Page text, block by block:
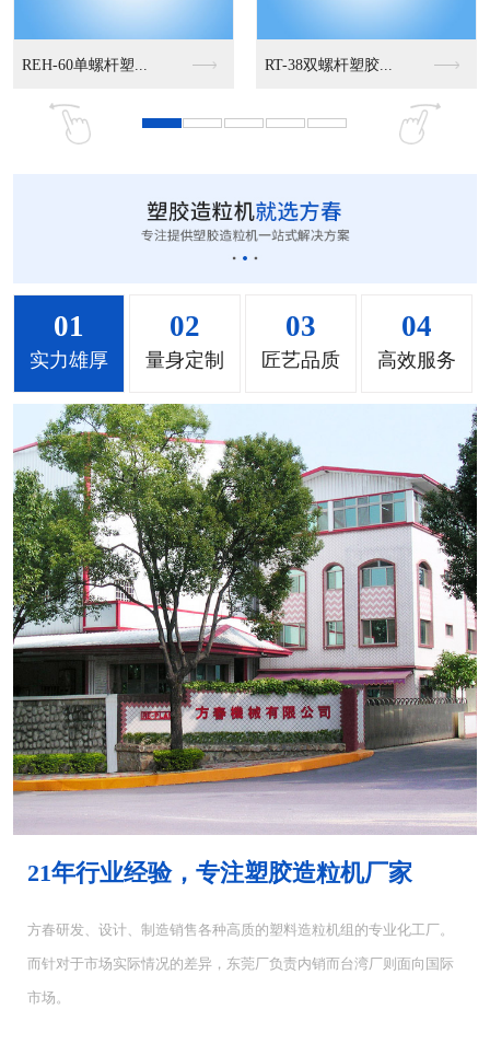
MS-50立式混色机... MS-100立式混色...
MS-200立式混色...
MH-1000立式混... MH-2000塑料混...
MH-4000塑胶混... MH-6000塑料混...
01
实力雄厚
02
量身定制
03
匠艺品质
04
高效服务
21年行业经验，专注塑胶造粒机厂家
方春研发、设计、制造销售各种高质的塑料造粒机组的专业化工厂。
而针对于市场实际情况的差异，东莞厂负责内销而台湾厂则面向国际
市场。